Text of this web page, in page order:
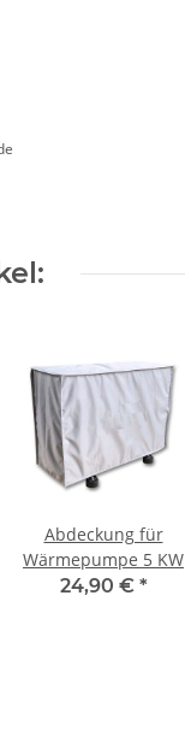
Abdeckung für
Wärmepumpe 5 KW
24,90 € *